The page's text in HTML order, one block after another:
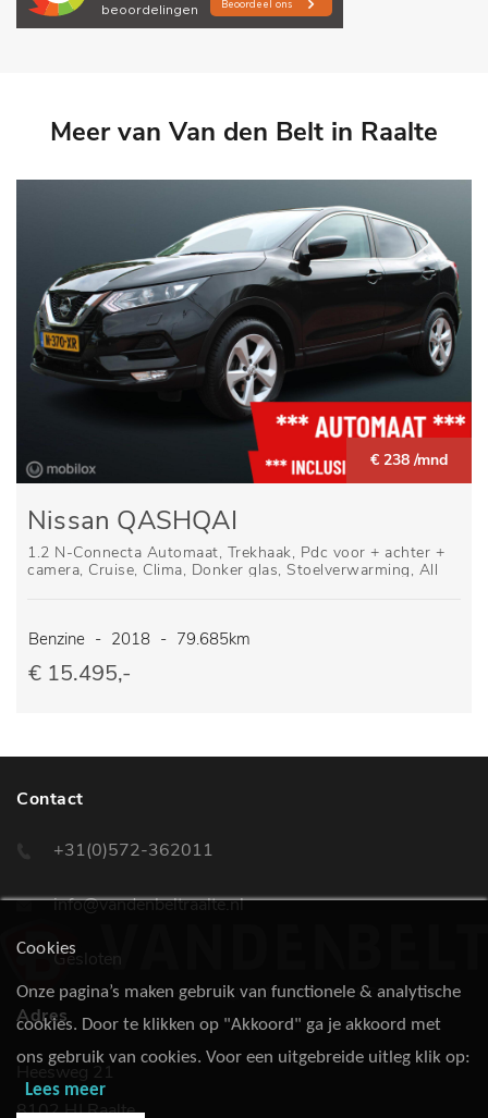
Meer van Van den Belt in Raalte
€ 238 /mnd
Nissan QASHQAI
1.2 N-Connecta Automaat, Trekhaak, Pdc voor + achter +
camera, Cruise, Clima, Donker glas, Stoelverwarming, All
Benzine - 2018 - 79.685km
€ 15.495,-
Contact
+31(0)572-362011
info@vandenbeltraalte.nl
Gesloten
Adres
Heesweg 21
8102 HJ Raalte
Cookies
Onze pagina’s maken gebruik van functionele & analytische
cookies. Door te klikken op "Akkoord" ga je akkoord met
ons gebruik van cookies. Voor een uitgebreide uitleg klik op:
Lees meer